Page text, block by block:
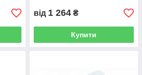
від 1 264 ₴
Купити